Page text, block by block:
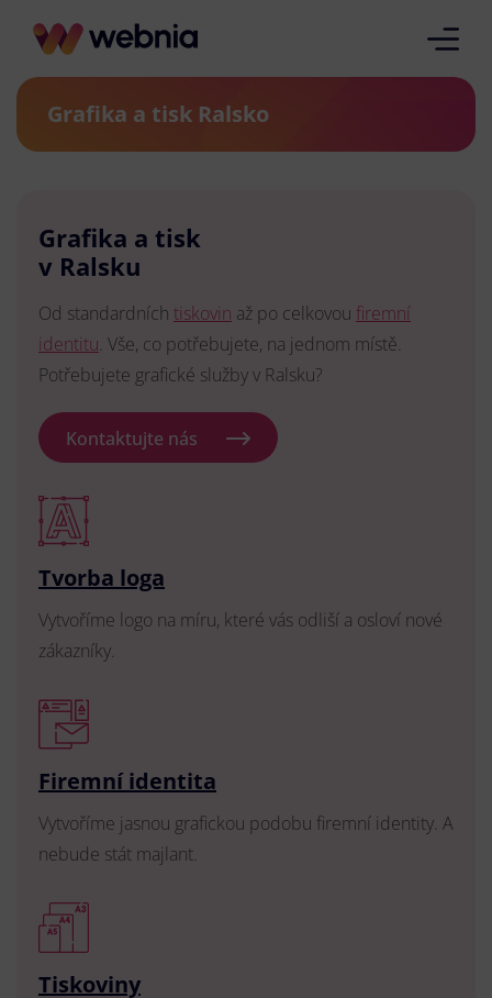
Grafika a tisk Ralsko
Grafika a tisk
v Ralsku
Od standardních tiskovin až po celkovou firemní
identitu. Vše, co potřebujete, na jednom místě.
Potřebujete grafické služby v Ralsku?
Kontaktujte nás
Tvorba loga
Vytvoříme logo na míru, které vás odliší a osloví nové
zákazníky.
Firemní identita
Vytvoříme jasnou grafickou podobu firemní identity. A
nebude stát majlant.
Tiskoviny